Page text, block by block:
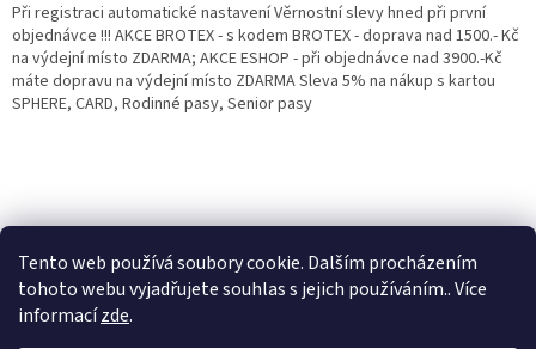
Tento web používá soubory cookie. Dalším procházením
tohoto webu vyjadřujete souhlas s jejich používáním.. Více
informacízde.
Při registraci automatické nastavení Věrnostní slevy hned při první
objednávce !!! AKCE BROTEX - s kodem BROTEX - doprava nad 1500.- Kč
na výdejní místo ZDARMA; AKCE ESHOP - při objednávce nad 3900.-Kč
máte dopravu na výdejní místo ZDARMA Sleva 5% na nákup s kartou
SPHERE, CARD, Rodinné pasy, Senior pasy